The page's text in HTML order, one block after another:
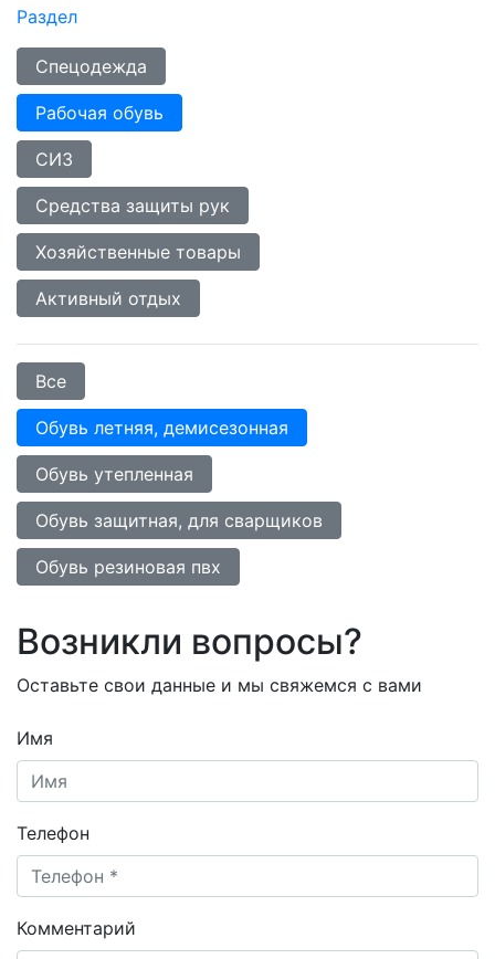
Раздел
Спецодежда
Рабочая обувь
СИЗ
Средства защиты рук
Хозяйственные товары
Активный отдых
Все
Обувь летняя, демисезонная
Обувь утепленная
Обувь защитная, для сварщиков
Обувь резиновая пвх
Возникли вопросы?
Оставьте свои данные и мы свяжемся с вами
Имя
Телефон
Комментарий